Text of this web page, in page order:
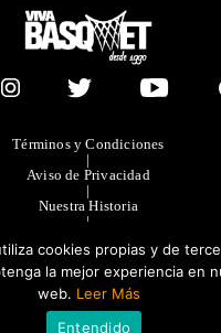
Términos y Condiciones
|
Aviso de Privacidad
|
Nuestra Historia
|
|
Publicidad
RESERVADOS 2023.
cookies propias y de
la mejor experiencia en
web. Leer Más
Entendido